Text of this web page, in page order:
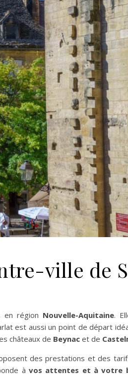
ville de
en région Nouvelle-Aquitaine.
est aussi un point de départ
châteaux de Beynac et de
des prestations et des
à vos attentes et à votre